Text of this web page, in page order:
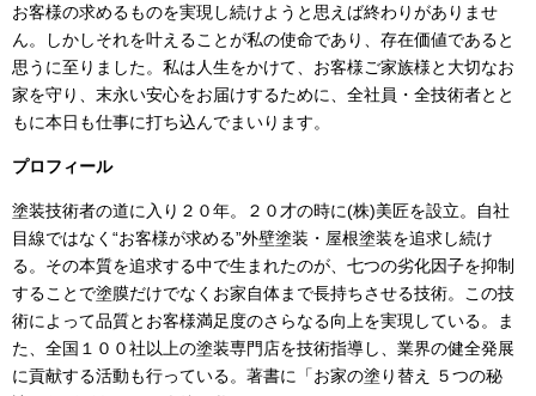
お客様の求めるものを実現し続けようと思えば終わりがありませ
ん。しかしそれを叶えることが私の使命であり、存在価値であると
思うに至りました。私は人生をかけて、お客様ご家族様と大切なお
家を守り、末永い安心をお届けするために、全社員・全技術者とと
もに本日も仕事に打ち込んでまいります。
プロフィール
塗装技術者の道に入り２０年。２０才の時に(株)美匠を設立。自社
目線ではなく“お客様が求める”外壁塗装・屋根塗装を追求し続け
る。その本質を追求する中で生まれたのが、七つの劣化因子を抑制
することで塗膜だけでなくお家自体まで長持ちさせる技術。この技
術によって品質とお客様満足度のさらなる向上を実現している。ま
た、全国１００社以上の塗装専門店を技術指導し、業界の健全発展
に貢献する活動も行っている。著書に「お家の塗り替え ５つの秘